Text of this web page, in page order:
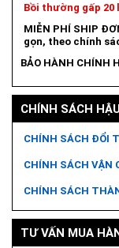
Bồi thường gấp 20
MIỄN PHÍ SHIP
gọn, theo chính
BẢO HÀNH CHÍNH
CHÍNH SÁCH
CHÍNH SÁCH ĐỔI
CHÍNH SÁCH VẬN
CHÍNH SÁCH
TƯ VẤN MUA